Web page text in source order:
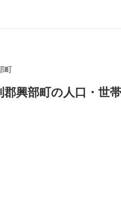
町
郡興部町の人口・世